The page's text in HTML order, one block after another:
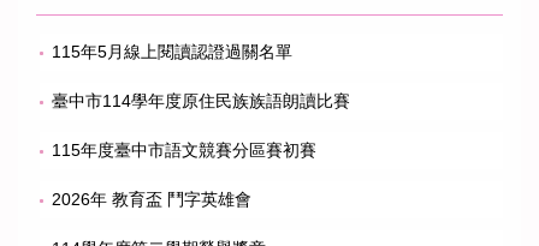
115年5月線上閱讀認證過關名單
臺中市114學年度原住民族族語朗讀比賽
115年度臺中市語文競賽分區賽初賽
2026年 教育盃 鬥字英雄會